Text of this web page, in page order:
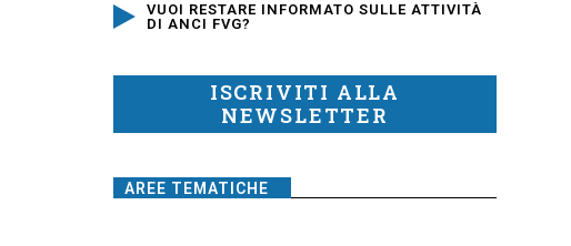
VUOI RESTARE INFORMATO SULLE ATTIVITÀ
DI ANCI FVG?
ISCRIVITI ALLA
NEWSLETTER
AREE TEMATICHE